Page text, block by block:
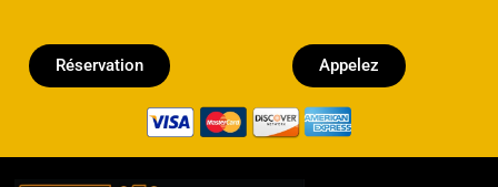
Réservation Appelez